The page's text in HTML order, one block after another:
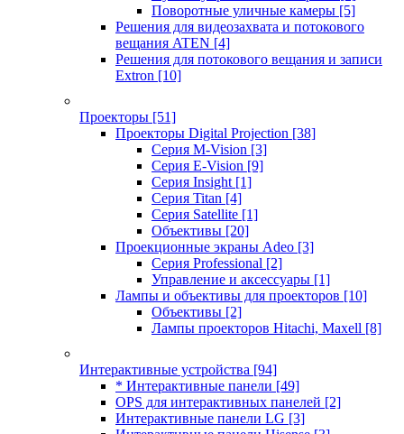
Поворотные уличные камеры [5]
Решения для видеозахвата и потокового
вещания ATEN [4]
Решения для потокового вещания и записи
Extron [10]
Проекторы [51]
Проекторы Digital Projection [38]
Серия M-Vision [3]
Серия E-Vision [9]
Серия Insight [1]
Серия Titan [4]
Серия Satellite [1]
Объективы [20]
Проекционные экраны Adeo [3]
Серия Professional [2]
Управление и аксессуары [1]
Лампы и объективы для проекторов [10]
Объективы [2]
Лампы проекторов Hitachi, Maxell [8]
Интерактивные устройства [94]
* Интерактивные панели [49]
OPS для интерактивных панелей [2]
Интерактивные панели LG [3]